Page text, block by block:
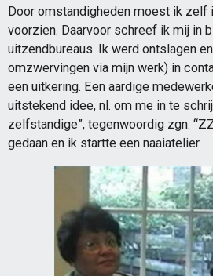
Door omstandigheden moest ik zelf
voorzien. Daarvoor schreef ik mij in
uitzendbureaus. Ik werd ontslagen
omzwervingen via mijn werk) in
een uitkering. Een aardige
uitstekend idee, nl. om me in te
zelfstandige”, tegenwoordig zgn.
gedaan en ik startte een naaiatelier.